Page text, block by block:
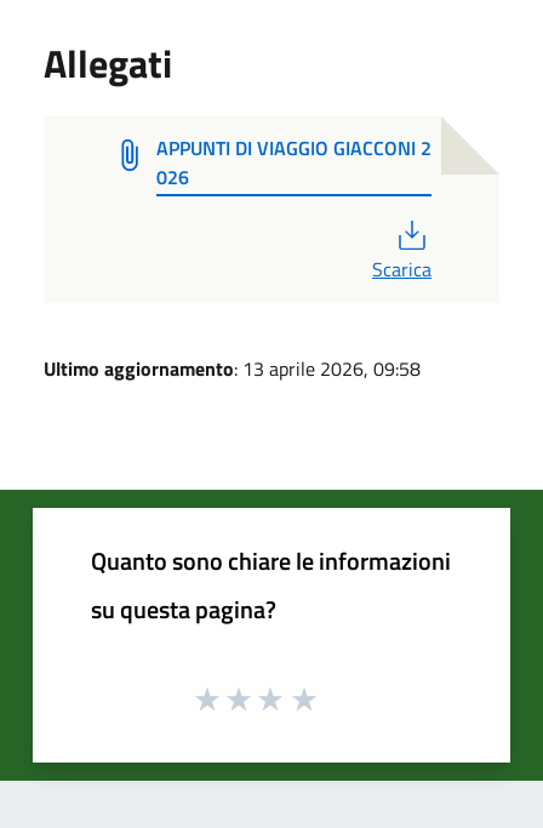
Allegati
APPUNTI DI VIAGGIO GIACCONI 2
026
Scarica
Ultimo aggiornamento: 13 aprile 2026, 09:58
Quanto sono chiare le informazioni
su questa pagina?